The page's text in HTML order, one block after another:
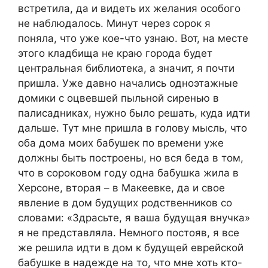
встретила, да и видеть их желания особого
не наблюдалось. Минут через сорок я
поняла, что уже кое-что узнаю. Вот, на месте
этого кладбища не краю города будет
центральная библиотека, а значит, я почти
пришла. Уже давно начались одноэтажные
домики с оцвевшей пыльной сиренью в
палисадниках, нужно было решать, куда идти
дальше. Тут мне пришла в голову мысль, что
оба дома моих бабушек по времени уже
должны быть построены, но вся беда в том,
что в сороковом году одна бабушка жила в
Херсоне, вторая – в Макеевке, да и свое
явление в дом будущих родственников со
словами: «Здрасьте, я ваша будущая внучка»
я не представляла. Немного постояв, я все
же решила идти в дом к будущей еврейской
бабушке в надежде на то, что мне хоть кто-